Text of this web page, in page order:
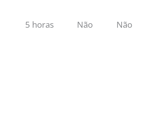
5 horas Não Não